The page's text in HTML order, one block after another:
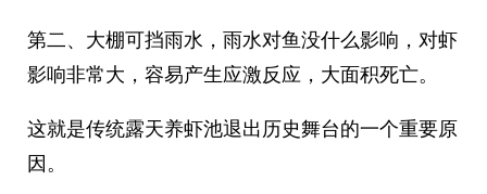
第二、大棚可挡雨水，雨水对鱼没什么影响，对虾
影响非常大，容易产生应激反应，大面积死亡。
这就是传统露天养虾池退出历史舞台的一个重要原
因。